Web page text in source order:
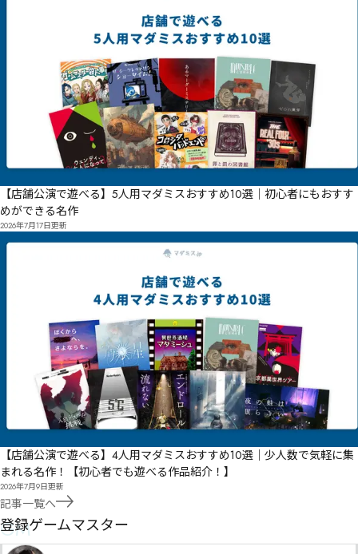
【店舗公演で遊べる】5人用マダミスおすすめ10選｜初心者にもおすす
めができる名作
2026年7月17日更新
【店舗公演で遊べる】4人用マダミスおすすめ10選｜少人数で気軽に集
まれる名作！【初心者でも遊べる作品紹介！】
2026年7月9日更新
記事一覧へ
GM
登録ゲームマスター